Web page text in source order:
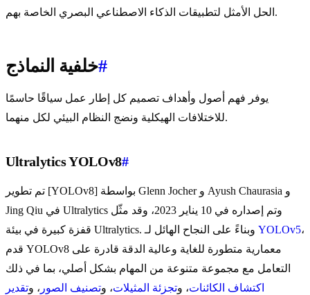
الحل الأمثل لتطبيقات الذكاء الاصطناعي البصري الخاصة بهم.
خلفية النماذج#
يوفر فهم أصول وأهداف تصميم كل إطار عمل سياقًا حاسمًا
للاختلافات الهيكلية ونضج النظام البيئي لكل منهما.
Ultralytics YOLOv8#
تم تطوير [YOLOv8] بواسطة Glenn Jocher و Ayush Chaurasia و
Jing Qiu في Ultralytics وتم إصداره في 10 يناير 2023، وقد مثّل
YOLOv5،
قدم YOLOv8 معمارية متطورة للغاية وعالية الدقة قادرة على
التعامل مع مجموعة متنوعة من المهام بشكل أصلي، بما في ذلك
اكتشاف الكائنات، وتجزئة المثيلات، وتصنيف الصور ، وتقدير